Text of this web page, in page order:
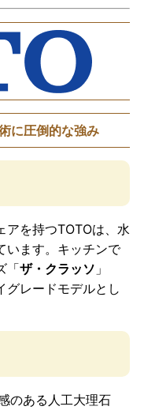
に圧倒的な強み
アを持つTOTOは、水
います。キッチンで
「ザ・クラッソ 」
グレードモデルとし
のある人工大理石